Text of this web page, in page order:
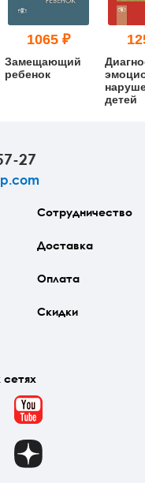
1065 ₽
Замещающий
ребенок
детей
27
Сотрудничество
Доставка
Оплата
Скидки
YouTube
Dzen